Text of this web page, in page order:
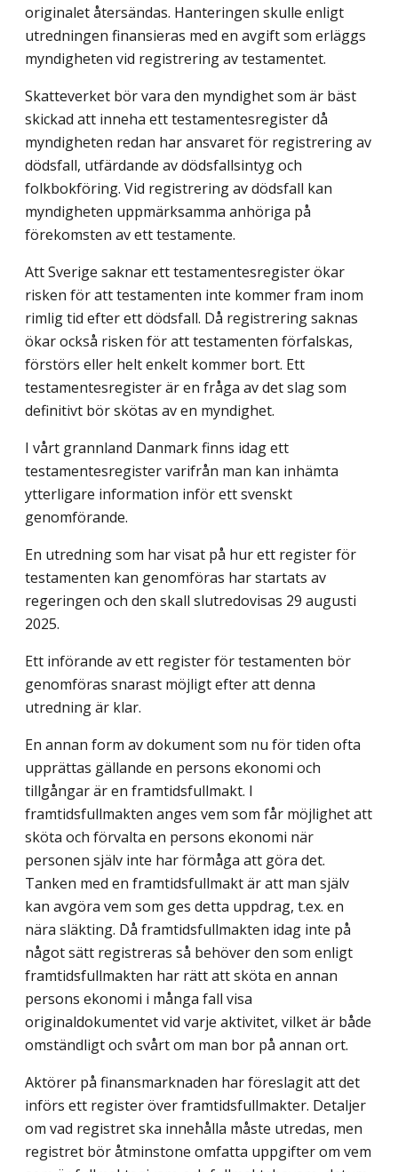
originalet återsändas. Hanteringen skulle enligt
utredningen finansieras med en avgift som erläggs
myndigheten vid registrering av testamentet.
Skatteverket bör vara den myndighet som är bäst
skickad att inneha ett testamentes­register då
myndigheten redan har ansvaret för registrering av
dödsfall, utfärdande av dödsfallsintyg och
folkbokföring. Vid registrering av dödsfall kan
myndigheten upp­märksamma anhöriga på
förekomsten av ett testamente.
Att Sverige saknar ett testamentesregister ökar
risken för att testamenten inte kom­mer fram inom
rimlig tid efter ett dödsfall. Då registrering saknas
ökar också risken för att testamenten förfalskas,
förstörs eller helt enkelt kommer bort. Ett
testamentesregister är en fråga av det slag som
definitivt bör skötas av en myndighet.
I vårt grannland Danmark finns idag ett
testamentesregister varifrån man kan in­hämta
ytterligare information inför ett svenskt
genomförande.
En utredning som har visat på hur ett register för
testamenten kan genomföras har startats av
regeringen och den skall slutredovisas 29 augusti
2025.
Ett införande av ett register för testamenten bör
genomföras snarast möjligt efter att denna
utredning är klar.
En annan form av dokument som nu för tiden ofta
upprättas gällande en persons ekonomi och
tillgångar är en framtidsfullmakt. I
framtidsfullmakten anges vem som får möjlighet att
sköta och förvalta en persons ekonomi när
personen själv inte har förmåga att göra det.
Tanken med en framtidsfullmakt är att man själv
kan avgöra vem som ges detta uppdrag, t.ex. en
nära släkting. Då framtidsfullmakten idag inte på
något sätt registreras så behöver den som enligt
framtidsfullmakten har rätt att sköta en annan
persons ekonomi i många fall visa
originaldokumentet vid varje aktivitet, vilket är både
omständligt och svårt om man bor på annan ort.
Aktörer på finansmarknaden har föreslagit att det
införs ett register över framtids­fullmakter. Detaljer
om vad registret ska innehålla måste utredas, men
registret bör åtminstone omfatta uppgifter om vem